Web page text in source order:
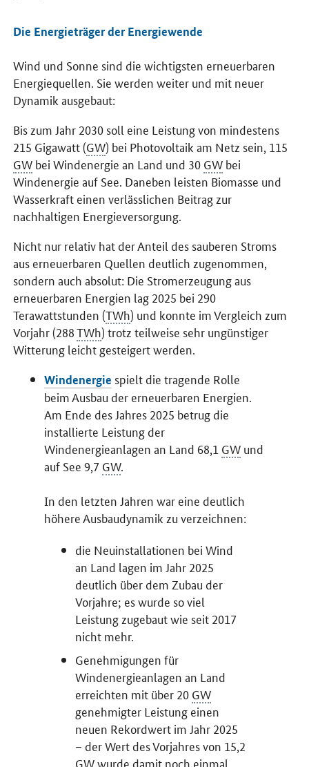
Die Energieträger der Energiewende
Wind und Sonne sind die wichtigsten erneuerbaren
Energiequellen. Sie werden weiter und mit neuer
Dynamik ausgebaut:
Bis zum Jahr 2030 soll eine Leistung von mindestens
215 Gigawatt (GW) bei Photovoltaik am Netz sein, 115
GW bei Windenergie an Land und 30 GW bei
Windenergie auf See. Daneben leisten Biomasse und
Wasserkraft einen verlässlichen Beitrag zur
nachhaltigen Energieversorgung.
Nicht nur relativ hat der Anteil des sauberen Stroms
aus erneuerbaren Quellen deutlich zugenommen,
sondern auch absolut: Die Stromerzeugung aus
erneuerbaren Energien lag 2025 bei 290
Terawattstunden (TWh) und konnte im Vergleich zum
Vorjahr (288TWh) trotz teilweise sehr ungünstiger
Witterung leicht gesteigert werden.
Windenergie spielt die tragende Rolle
beim Ausbau der erneuerbaren Energien.
Am Ende des Jahres 2025 betrug die
installierte Leistung der
Windenergieanlagen an Land 68,1 GW und
auf See 9,7 GW.
In den letzten Jahren war eine deutlich
höhere Ausbaudynamik zu verzeichnen:
die Neuinstallationen bei Wind
an Land lagen im Jahr 2025
deutlich über dem Zubau der
Vorjahre; es wurde so viel
Leistung zugebaut wie seit 2017
nicht mehr.
Genehmigungen für
Windenergieanlagen an Land
erreichten mit über 20 GW
genehmigter Leistung einen
neuen Rekordwert im Jahr 2025
– der Wert des Vorjahres von 15,2
GWwurde damit noch einmal